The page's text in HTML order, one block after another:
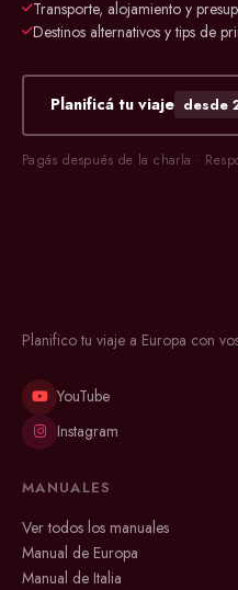
Transporte, alojamiento y
Destinos alternativos y tips de
Planificá tu viaje desde
Pagás después de la charla ·
Planifico tu viaje a Europa con
YouTube
Instagram
MANUALES
Ver todos los manuales
Manual de Europa
Manual de Italia